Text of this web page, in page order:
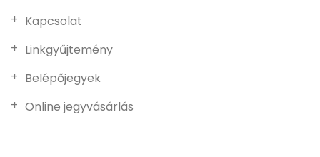
Kapcsolat
Linkgyűjtemény
Belépőjegyek
Online jegyvásárlás